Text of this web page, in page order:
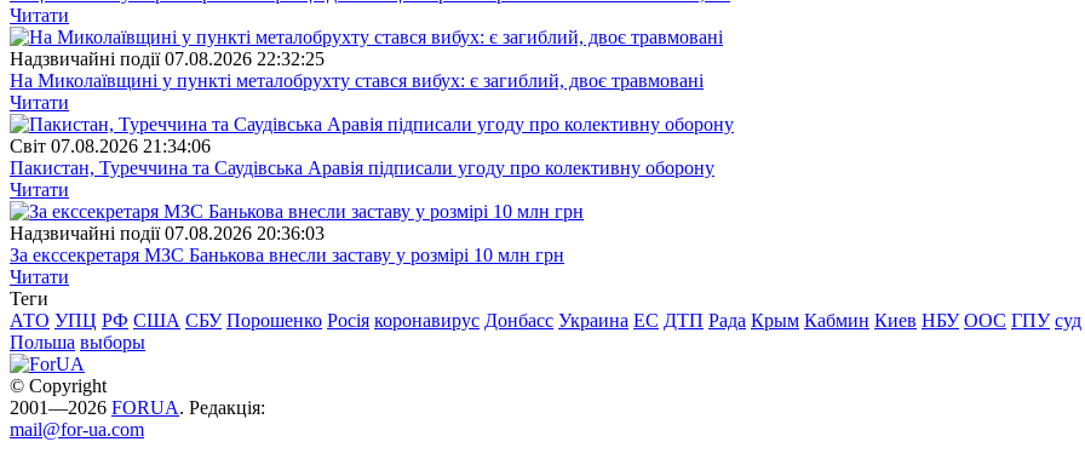
Читати
Надзвичайні події 07.08.2026 22:32:25
На Миколаївщині у пункті металобрухту стався вибух: є загиблий, двоє травмовані
Читати
Свiт 07.08.2026 21:34:06
Пакистан, Туреччина та Саудівська Аравія підписали угоду про колективну оборону
Читати
Надзвичайні події 07.08.2026 20:36:03
За екссекретаря МЗС Банькова внесли заставу у розмірі 10 млн грн
Читати
Теги
АТО УПЦ РФ США СБУ Порошенко Росія коронавирус Донбасс Украина ЕС ДТП Рада Крым Кабмин Киев НБУ ООС ГПУ суд
Польша выборы
© Copyright
2001—2026 FORUA. Редакція:
mail@for-ua.com